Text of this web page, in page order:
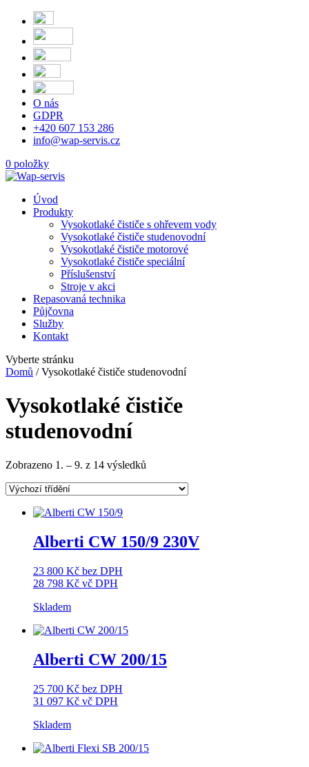
O nás
GDPR
+420 607 153 286
info@wap-servis.cz
0 položky
Úvod
Produkty
Vysokotlaké čističe s ohřevem vody
Vysokotlaké čističe studenovodní
Vysokotlaké čističe motorové
Vysokotlaké čističe speciální
Příslušenství
Stroje v akci
Repasovaná technika
Půjčovna
Služby
Kontakt
Vyberte stránku
Domů / Vysokotlaké čističe studenovodní
Vysokotlaké čističe
studenovodní
Zobrazeno 1. – 9. z 14 výsledků
Alberti CW 150/9 230V
23 800 Kč bez DPH
28 798 Kč vč DPH
Skladem
Alberti CW 200/15
25 700 Kč bez DPH
31 097 Kč vč DPH
Skladem